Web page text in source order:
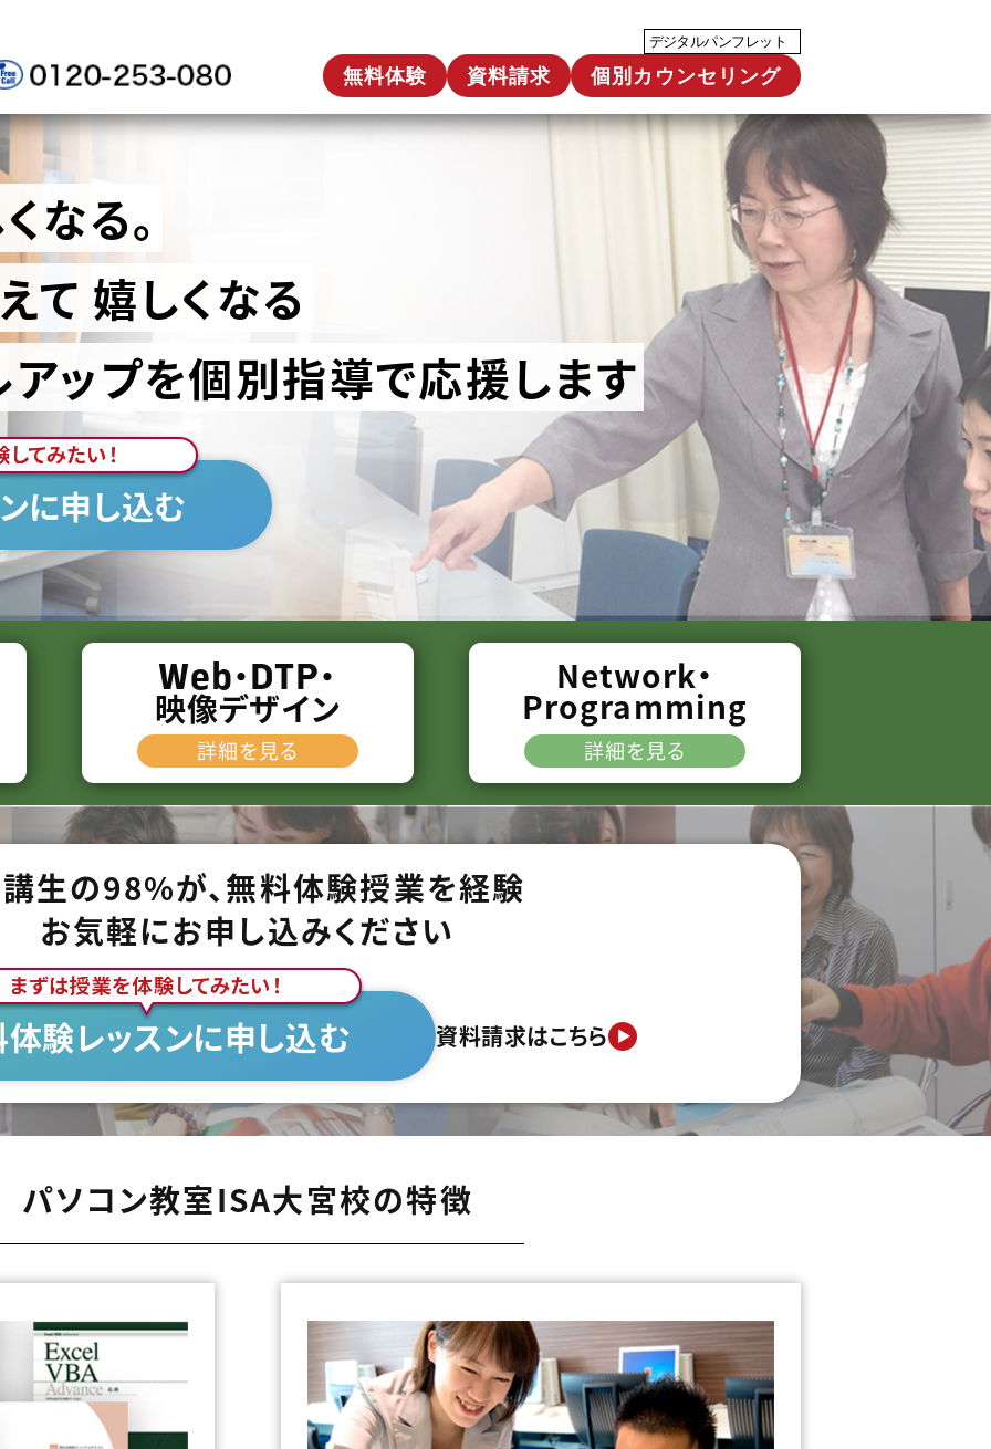
デジタルパンフレット
無料体験 資料請求 個別カウンセリング
なる。
て 嬉しくなる
ップを個別指導で応援します
に申し込む
Web・DTP・
映像デザイン
詳細を見る
Network・
Programming
詳細を見る
生の98%が、無料体験授業を経験
お気軽にお申し込みください
験レッスンに申し込む 資料請求はこちら
パソコン教室ISA大宮校の特徴